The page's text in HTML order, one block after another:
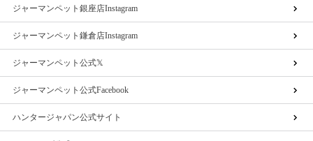
ジャーマンペット銀座店Instagram
ジャーマンペット鎌倉店Instagram
ジャーマンペット公式𝕏
ジャーマンペット公式Facebook
ハンタージャパン公式サイト